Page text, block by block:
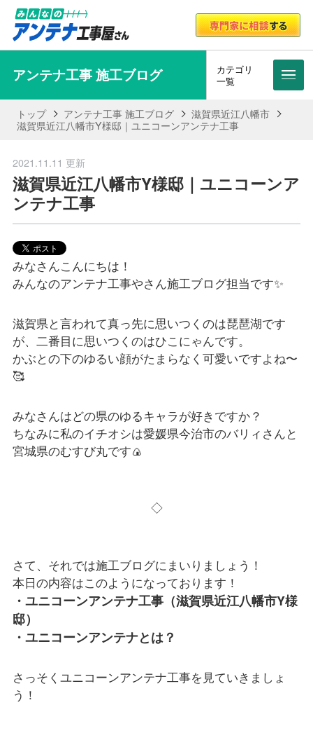
アンテナ工事 施工ブログ
カテゴリ
一覧
メニ
トップ アンテナ工事 施工ブログ
滋賀県近江八幡市
滋賀県近江八幡市Y様邸｜ユニコーンアンテナ工事
2021.11.11 更新
滋賀県近江八幡市Y様邸｜ユニコーンア
ンテナ工事
みなさんこんにちは！
みんなのアンテナ工事やさん施工ブログ担当です✨
滋賀県と言われて真っ先に思いつくのは琵琶湖です
が、二番目に思いつくのはひこにゃんです。
かぶとの下のゆるい顔がたまらなく可愛いですよね〜
🥰
みなさんはどの県のゆるキャラが好きですか？
ちなみに私のイチオシは愛媛県今治市のバリィさんと
宮城県のむすび丸です🍙
◇
さて、それでは施工ブログにまいりましょう！
本日の内容はこのようになっております！
・ユニコーンアンテナ工事（滋賀県近江八幡市Y様
邸）
・ユニコーンアンテナとは？
さっそくユニコーンアンテナ工事を見ていきましょ
う！